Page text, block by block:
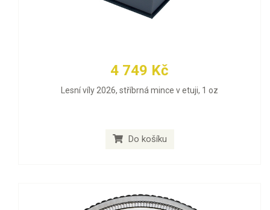
4 749 Kč
Lesní víly 2026, stříbrná mince v etuji, 1 oz
Do košíku